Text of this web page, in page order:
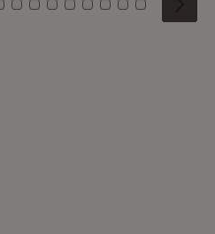
2 3 4
Kachel: 5
Zu Kachel: 6
Zu Kachel: 7
Zu Kachel: 8
Zu Kachel: 9
Zu Kachel: 10
Zu Kachel: 11
Zu Kachel: 12
Zu Kachel:
Zu